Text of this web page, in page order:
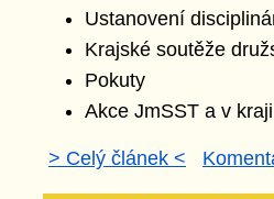
Ustanovení
Krajské soutěže
Pokuty
Akce JmSST a v kraji
> Celý článek <